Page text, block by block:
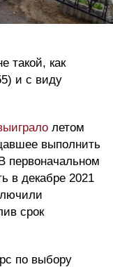
такой, как
и с виду
летом
выполнить
первоначальном
в декабре 2021
срок
по выбору